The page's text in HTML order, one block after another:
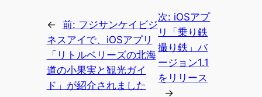
← 前: フジサンケイビジ
ネスアイで、iOSアプリ
「リトルベリーズの北海
道の小果実と観光ガイ
ド」が紹介されました
次: iOSアプ
リ「乗り鉄
撮り鉄」バ
ージョン1.1
をリリース
→